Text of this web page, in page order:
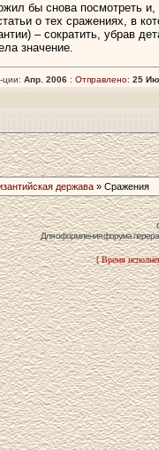
бы снова посмотреть
о тех сражениях, в
– сократить, убрав
значение.
ции: Апр. 2006: Отправлено: 25
держава» Сражения
Для оформления форума
[ Время